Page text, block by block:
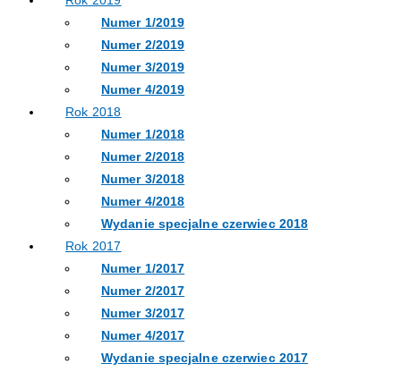
Numer 1/2019
Numer 2/2019
Numer 3/2019
Numer 4/2019
Rok 2018
Numer 1/2018
Numer 2/2018
Numer 3/2018
Numer 4/2018
Wydanie specjalne czerwiec 2018
Rok 2017
Numer 1/2017
Numer 2/2017
Numer 3/2017
Numer 4/2017
Wydanie specjalne czerwiec 2017